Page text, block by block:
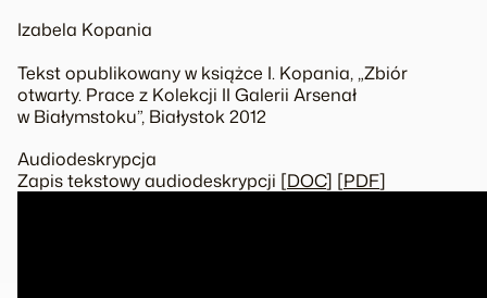
Izabela Kopania
Tekst opublikowany w książce I. Kopania, „Zbiór
otwarty. Prace z Kolekcji II Galerii Arsenał
w Białymstoku”, Białystok 2012
Audiodeskrypcja
Zapis tekstowy audiodeskrypcji [DOC] [PDF]